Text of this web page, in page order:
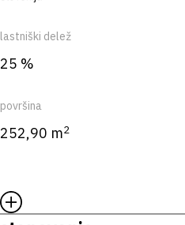
lastniški delež
25 %
površina
252,90 m2